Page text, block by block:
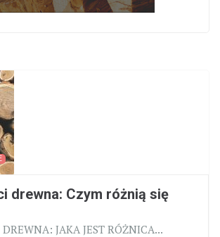
drewna: Czym różnią się
JAKA JEST RÓŻNICA...